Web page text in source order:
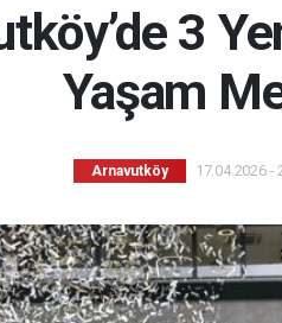
3
Yaşam
Arnavutköy 17.04.2026 -